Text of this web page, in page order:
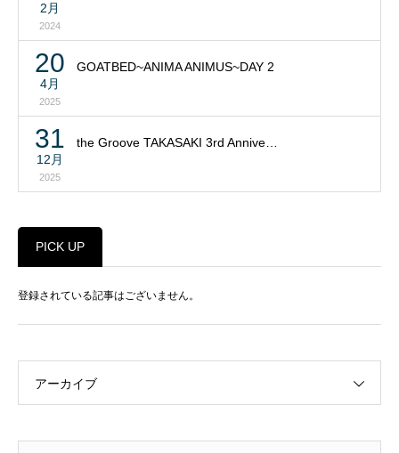
2月
2024
20
4月
2025
GOATBED~ANIMA ANIMUS~DAY 2
31
12月
2025
the Groove TAKASAKI 3rd Annive…
PICK UP
登録されている記事はございません。
アーカイブ